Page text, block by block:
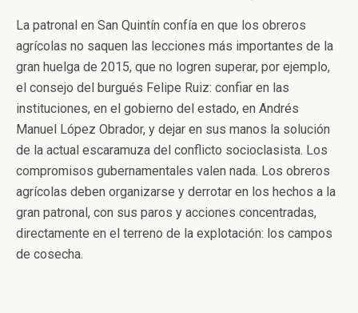
La patronal en San Quintín confía en que los obreros
agrícolas no saquen las lecciones más importantes de la
gran huelga de 2015, que no logren superar, por ejemplo,
el consejo del burgués Felipe Ruiz: confiar en las
instituciones, en el gobierno del estado, en Andrés
Manuel López Obrador, y dejar en sus manos la solución
de la actual escaramuza del conflicto socioclasista. Los
compromisos gubernamentales valen nada. Los obreros
agrícolas deben organizarse y derrotar en los hechos a la
gran patronal, con sus paros y acciones concentradas,
directamente en el terreno de la explotación: los campos
de cosecha.